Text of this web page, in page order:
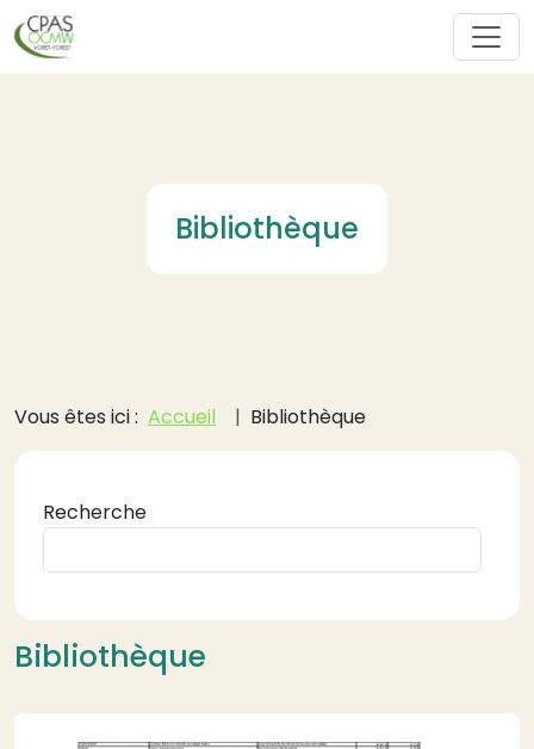
Aller au contenu principal
Bibliothèque
Fil d'Ariane
Vous êtes ici : Accueil Bibliothèque
Recherche
Bibliothèque